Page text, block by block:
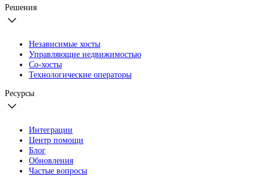
Решения
Независимые хосты
Управляющие недвижимостью
Со-хосты
Технологические операторы
Ресурсы
Интеграции
Центр помощи
Блог
Обновления
Частые вопросы